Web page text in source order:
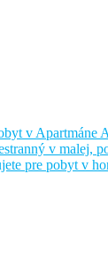
v Apartmáne
v malej,
pre pobyt v